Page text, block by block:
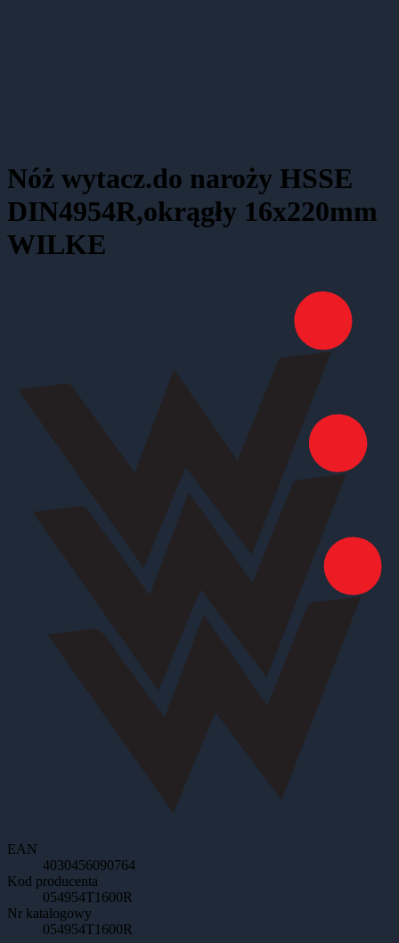
Nóż wytacz.do naroży HSSE
DIN4954R,okrągły 16x220mm
WILKE
EAN
4030456090764
Kod producenta
054954T1600R
Nr katalogowy
054954T1600R